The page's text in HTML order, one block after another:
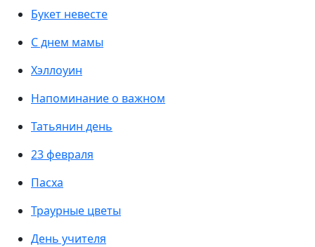
Букет невесте
С днем мамы
Хэллоуин
Напоминание о важном
Татьянин день
23 февраля
Пасха
Траурные цветы
День учителя